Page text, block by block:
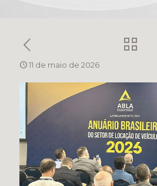
11 de maio de 2026